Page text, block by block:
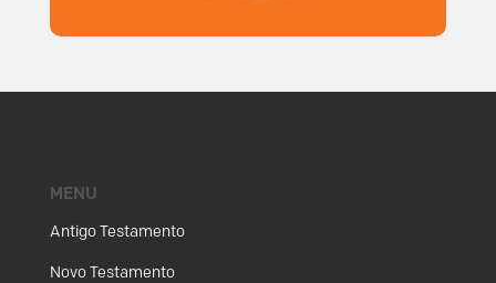
MENU
Antigo Testamento
Novo Testamento